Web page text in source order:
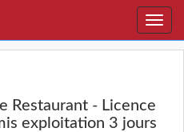
Toggle
Restaurant - Licence
exploitation 3 jours